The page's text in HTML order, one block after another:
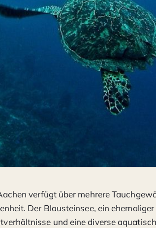
verfügt über mehrere
Der Blausteinsee, ein
und eine diverse